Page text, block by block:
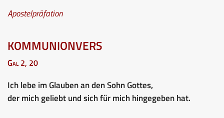
Apostelpräfation
KOMMUNIONVERS
Gal 2, 20
Ich lebe im Glauben an den Sohn Gottes,
der mich geliebt und sich für mich hingegeben hat.